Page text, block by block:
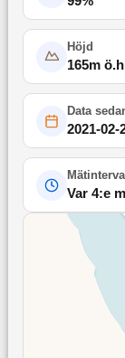
Höjd
165m
Data
2021-02-
Mätintervall
Var 4:e